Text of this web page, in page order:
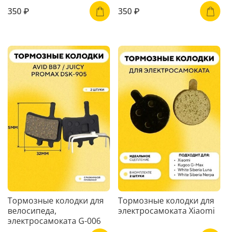
350 ₽
350 ₽
Тормозные колодки для
велосипеда,
электросамоката G-006
Тормозные колодки для
электросамоката Xiaomi